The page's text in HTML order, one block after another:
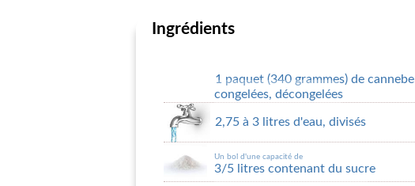
Ingrédients
1 paquet (340 grammes) de
congelées, décongelées
2,75 à 3 litres d'eau, divisés
Un bol d'une capacité de
3/5 litres contenant du sucre